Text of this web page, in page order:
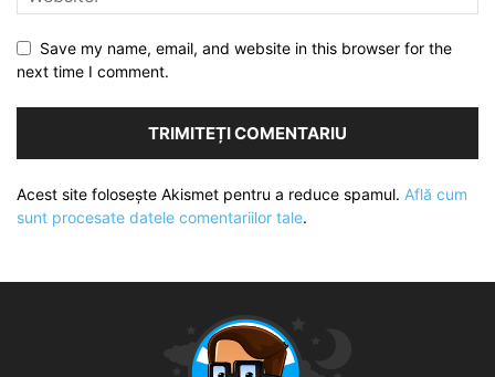
Save my name, email, and website in this browser for the
next time I comment.
Acest site folosește Akismet pentru a reduce spamul. Află cum
sunt procesate datele comentariilor tale.